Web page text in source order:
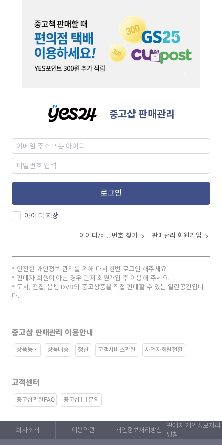
중고샵 판매관리
로그인
아이디 저장
아이디/비밀번호 찾기 판매관리 회원가입
안전한 개인정보 관리를 위해 다시 한번 로그인 해주세요.
판매자 회원이 아닌 경우 먼저 회원가입 후 이용해 주세요.
도서, 전집, 음반 DVD의 중고상품을 직접 판매할 수 있는 열린공간입니
다.
중고샵 판매관리 이용안내
상품등록 상품배송 정산 고객서비스관련 사업자회원전환
고객센터
중고샵관련FAQ 중고샵1:1문의
회사소개 이용약관 개인정보처리방침
판매자 개인정보처리
방침